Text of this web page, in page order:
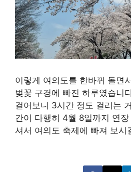
이렇게 여의도를 한바뀌 돌면
벚꽃 구경에 빠진 하루였습니
걸어보니 3시간 정도 걸리는
간이 다행히 4월 8일까지 연
셔서 여의도 축제에 빠져 보시